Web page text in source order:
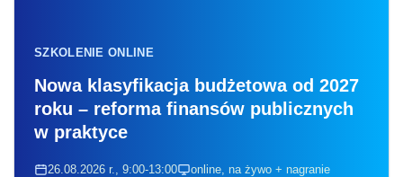
SZKOLENIE ONLINE
Nowa klasyfikacja budżetowa od 2027
roku – reforma finansów publicznych
w praktyce
26.08.2026 r., 9:00-13:00 online, na żywo + nagranie